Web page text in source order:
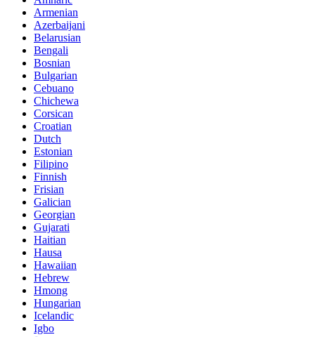
Armenian
Azerbaijani
Belarusian
Bengali
Bosnian
Bulgarian
Cebuano
Chichewa
Corsican
Croatian
Dutch
Estonian
Filipino
Finnish
Frisian
Galician
Georgian
Gujarati
Haitian
Hausa
Hawaiian
Hebrew
Hmong
Hungarian
Icelandic
Igbo